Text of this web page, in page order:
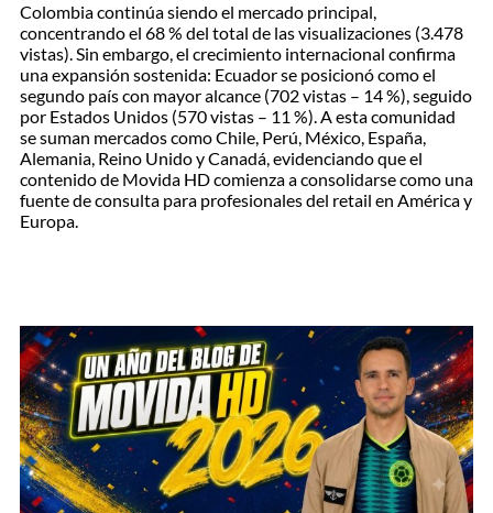
Colombia continúa siendo el mercado principal,
concentrando el 68 % del total de las visualizaciones (3.478
vistas). Sin embargo, el crecimiento internacional confirma
una expansión sostenida: Ecuador se posicionó como el
segundo país con mayor alcance (702 vistas – 14 %), seguido
por Estados Unidos (570 vistas – 11 %). A esta comunidad
se suman mercados como Chile, Perú, México, España,
Alemania, Reino Unido y Canadá, evidenciando que el
contenido de Movida HD comienza a consolidarse como una
fuente de consulta para profesionales del retail en América y
Europa.